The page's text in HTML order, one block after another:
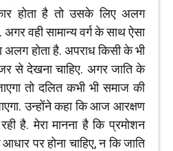
होता है तो उसके लिए अलग
वही सामान्य वर्ग के साथ ऐसा
होता है. अपराध किसी के भी
से देखना चाहिए. अगर जाति के
तो दलित कभी भी समाज की
उन्होंने कहा कि आज आरक्षण
है. मेरा मानना है कि प्रमोशन
पर होना चाहिए, न कि जाति